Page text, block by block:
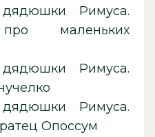
Римуса.
маленьких
Римуса.
Римуса.
Опоссум